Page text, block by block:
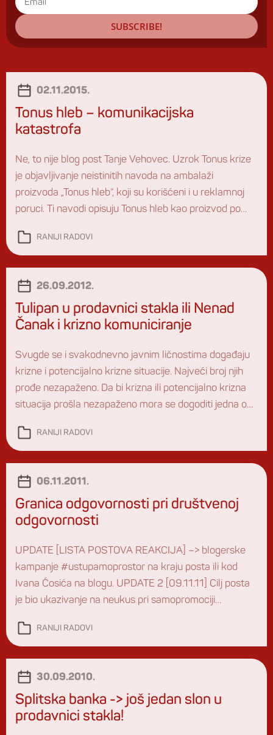
SUBSCRIBE!
02.11.2015.
Tonus hleb – komunikacijska
katastrofa
Ne, to nije blog post Tanje Vehovec. Uzrok Tonus krize
je objavljivanje neistinitih navoda na ambalaži
proizvoda „Tonus hleb“, koji su korišćeni i u reklamnoj
poruci. Ti navodi opisuju Tonus hleb kao proizvod po
brojna oboljenja, među kojima je i navod –> „zaustavlja
razvoj onkoloških oboljenja“. Kako […]
RANIJI RADOVI
26.09.2012.
Tulipan u prodavnici stakla ili Nenad
Čanak i krizno komuniciranje
Svugde se i svakodnevno javnim ličnostima događaju
krizne i potencijalno krizne situacije. Najveći broj njih
prođe nezapaženo. Da bi krizna ili potencijalno krizna
situacija prošla nezapaženo mora se dogoditi jedna od
atraktivniji, bizarniji ili značajniji događaj U rešavanje
krize uključena je ozbiljna ekipa kriznih profesionalaca
RANIJI RADOVI
06.11.2011.
Granica odgovornosti pri društvenoj
odgovornosti
UPDATE [LISTA POSTOVA REAKCIJA] –> blogerske
kampanje #ustupamoprostor na kraju posta ili kod
Ivana Ćosića na blogu. UPDATE 2 [09.11.11] Cilj posta
je bio ukazivanje na neukus pri samopromociji
su, udruženi, namerili da akciju #ustupamoprostor, koja
je inicirana ovim postom nastave. Želim im puno
RANIJI RADOVI
30.09.2010.
Splitska banka -> još jedan slon u
prodavnici stakla!